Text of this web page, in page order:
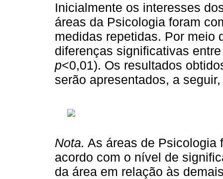
Inicialmente os interesses
áreas da Psicologia foram
medidas repetidas. Por meio
diferenças significativas
p<0,01). Os resultados
serão apresentados, a
Nota. As áreas de Psicologia
acordo com o nível de
da área em relação às